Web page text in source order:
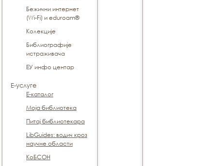
Бежични интернет
(Wi-Fi) и eduroam®
Koлекције
Библиографије
истраживача
ЕУ инфо центар
Е-услуге
Е-каталог
Моја библиотека
Питај библиотекара
LibGuides: водич кроз
научне области
КоБСОН